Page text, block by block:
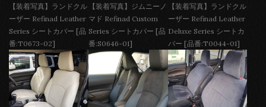
【装着写真】ランドクル
ーザー Refinad Leather
Series シートカバー [品
番:T0673-02]
【装着写真】ジムニーノ
マド Refinad Custom
Series シートカバー [品
番:S0646-01]
【装着写真】ランドクル
ーザー Refinad Leather
Deluxe Series シートカ
バー [品番:T0044-01]